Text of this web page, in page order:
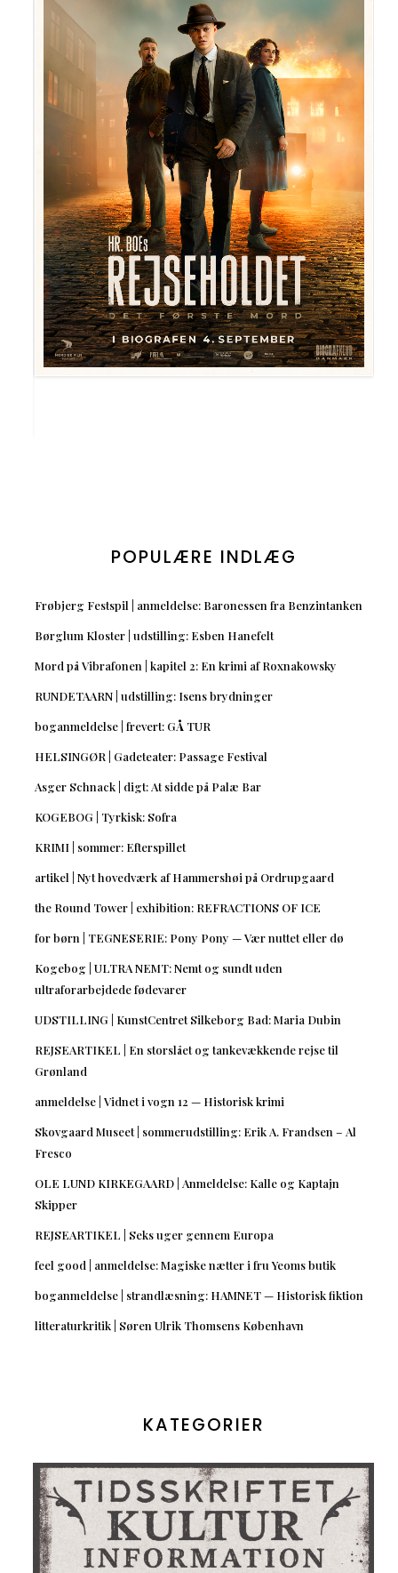
POPULÆRE INDLÆG
Frøbjerg Festspil | anmeldelse: Baronessen fra Benzintanken
Børglum Kloster | udstilling: Esben Hanefelt
Mord på Vibrafonen | kapitel 2: En krimi af Roxnakowsky
RUNDETAARN | udstilling: Isens brydninger
boganmeldelse | frevert: GÅ TUR
HELSINGØR | Gadeteater: Passage Festival
Asger Schnack | digt: At sidde på Palæ Bar
KOGEBOG | Tyrkisk: Sofra
KRIMI | sommer: Efterspillet
artikel | Nyt hovedværk af Hammershøi på Ordrupgaard
the Round Tower | exhibition: REFRACTIONS OF ICE
for børn | TEGNESERIE: Pony Pony — Vær nuttet eller dø
Kogebog | ULTRA NEMT: Nemt og sundt uden
ultraforarbejdede fødevarer
UDSTILLING | KunstCentret Silkeborg Bad: Maria Dubin
REJSEARTIKEL | En storslået og tankevækkende rejse til
Grønland
anmeldelse | Vidnet i vogn 12 — Historisk krimi
Skovgaard Museet | sommerudstilling: Erik A. Frandsen – Al
Fresco
OLE LUND KIRKEGAARD | Anmeldelse: Kalle og Kaptajn
Skipper
REJSEARTIKEL | Seks uger gennem Europa
feel good | anmeldelse: Magiske nætter i fru Yeoms butik
boganmeldelse | strandlæsning: HAMNET — Historisk fiktion
litteraturkritik | Søren Ulrik Thomsens København
KATEGORIER